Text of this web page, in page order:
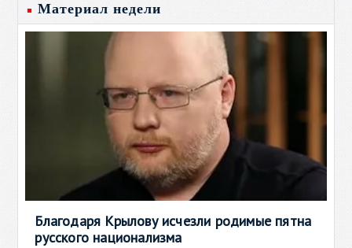
Материал недели
Благодаря Крылову исчезли родимые пятна
русского национализма